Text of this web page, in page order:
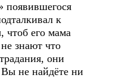
появившегося
к
чтоб его мама
знают что
они
не найдёте ни